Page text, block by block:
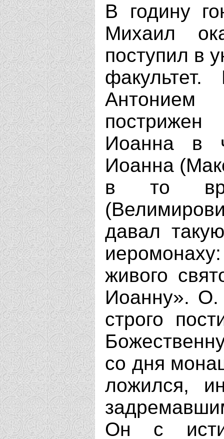
В годину
Михаил
поступил в
Антонием
Иоанна в
Иоанна
в то
давал
живого
Иоанну». О.
строго
со дня
ложился,
Он с